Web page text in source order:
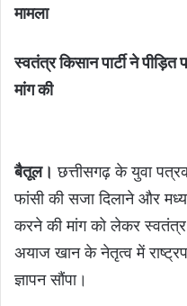
मामला
स्वतंत्र किसान पार्टी ने पीड़ित
मांग की
बैतूल। छत्तीसगढ़ के युवा
फांसी की सजा दिलाने और
करने की मांग को लेकर स्वतंत्र
अयाज खान के नेतृत्व में
ज्ञापन सौंपा।